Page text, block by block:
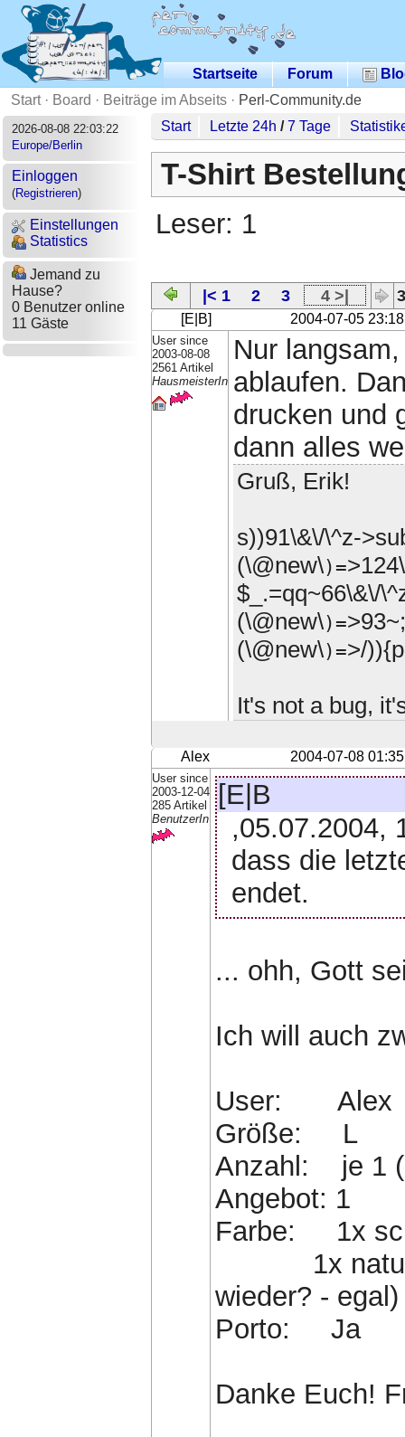
Startseite Forum
Start· Board · Beiträge im Abseits · Perl-Community.de
2026-08-08 22:03:22
Europe/Berlin
Einloggen
(Registrieren)
Einstellungen
Statistics
Jemand zu
Hause?
0 Benutzer online
11 Gäste
Start Letzte 24h /7 Tage
T-Shirt
Leser: 1
|< 1 2 3 4 >|
[E|B] 2004-07-05 23:18
User since
2003-08-08
2561 Artikel
HausmeisterIn
Nur
ablaufen.
drucken und
dann alles
Gruß, Erik!
s))91\&\/\^z-
(\@new\)=
$_.=qq~66\&\/
(\@new\)=
(\@new\)=>/
It's not a bug,
Alex 2004-07-08 01:35
User since
2003-12-04
285 Artikel
BenutzerIn
[E|B
,05.07.2004,
dass die
endet.
... ohh, Gott
Ich will auch
User: Alex
Größe: L
Anzahl: je 1
Angebot: 1
Farbe: 1x
1x natur
wieder? - egal)
Porto: Ja
Danke Euch!